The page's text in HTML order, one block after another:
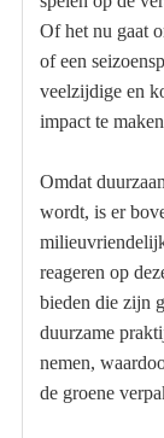
Of het nu gaat
of een
veelzijdige en
impact te
Omdat
wordt, is er
reageren op
bieden die zijn
duurzame
nemen,
de groene